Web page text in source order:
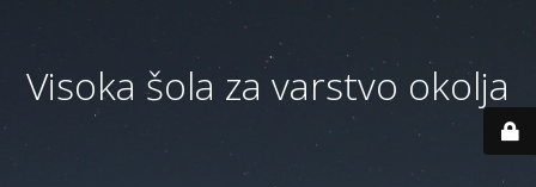
Visoka šola za varstvo okolja